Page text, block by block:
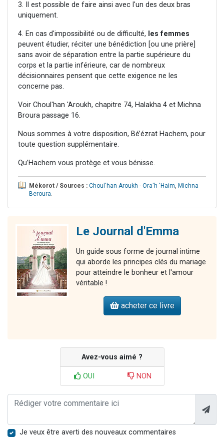
3. Il est possible de faire ainsi avec l'un des deux bras
uniquement.
4. En cas d'impossibilité ou de difficulté, les femmes
peuvent étudier, réciter une bénédiction [ou une prière]
sans avoir de séparation entre la partie supérieure du
corps et la partie inférieure, car de nombreux
décisionnaires pensent que cette exigence ne les
concerne pas.
Voir Choul'han 'Aroukh, chapitre 74, Halakha 4 et Michna
Broura passage 16.
Nous sommes à votre disposition, Bé’ézrat Hachem, pour
toute question supplémentaire.
Qu’Hachem vous protège et vous bénisse.
Mékorot / Sources : Choul'han Aroukh - Ora'h 'Haim, Michna
Beroura.
Le Journal d'Emma
Un guide sous forme de journal intime
qui aborde les principes clés du mariage
pour atteindre le bonheur et l'amour
véritable !
acheter ce livre
Avez-vous aimé ?
OUI NON
Je veux être averti des nouveaux commentaires